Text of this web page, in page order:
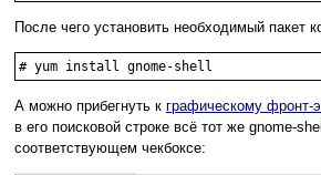
После чего установить необходимый пакет
# yum install gnome-shell
А можно прибегнуть к графическому фронт-
в его поисковой строке всё тот же gnome-
соответствующем чекбоксе: